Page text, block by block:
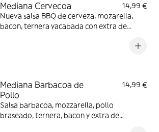
Mediana Cervecoa
14,99 €
Nueva salsa BBQ de cerveza, mozarella,
bacon, ternera yacabada con extra de
Mediana Barbacoa de
Pollo
14,99 €
Salsa barbacoa, mozzarella, pollo
braseado, ternera, bacon y extra de